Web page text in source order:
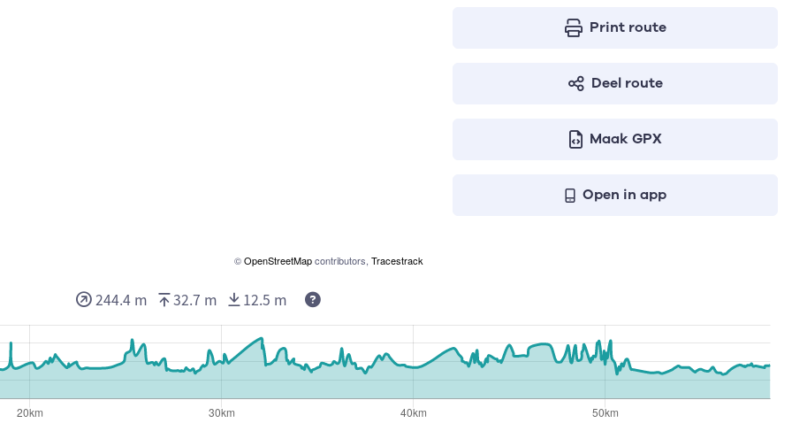
©OpenStreetMapcontributors, Tracestrack
Print route
Deel route
Maak GPX
Open in app
244.4 m 32.7 m 12.5 m